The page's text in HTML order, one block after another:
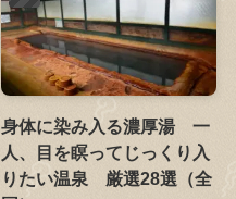
身体に染み入る濃厚湯 一
人、目を瞑ってじっくり入
りたい温泉 厳選28選（全